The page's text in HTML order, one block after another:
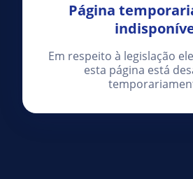
Página
Em respeito à legislação
esta página está